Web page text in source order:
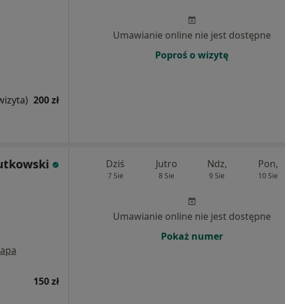
200 zł
Umawianie online nie jest dostępne
Poproś o wizytę
150 zł
Dziś
7 Sie
Jutro
8 Sie
Ndz,
9 Sie
Pon,
10 Sie
Umawianie online nie jest dostępne
Pokaż numer